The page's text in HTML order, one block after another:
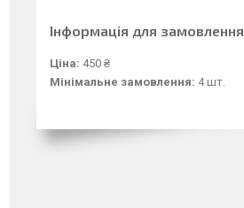
Інформація для замовлення
Ціна: 450 ₴
Мінімальне замовлення: 4 шт.